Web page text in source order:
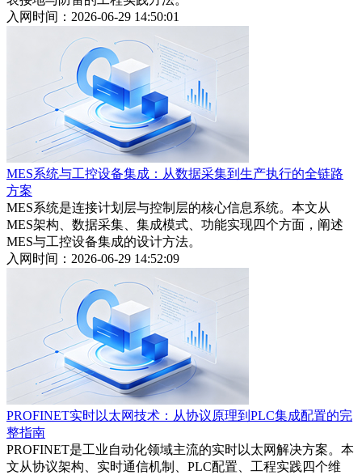
入网时间：2026-06-29 14:50:01
MES系统与工控设备集成：从数据采集到生产执行的全链路
方案
MES系统是连接计划层与控制层的核心信息系统。本文从
MES架构、数据采集、集成模式、功能实现四个方面，阐述
MES与工控设备集成的设计方法。
入网时间：2026-06-29 14:52:09
PROFINET实时以太网技术：从协议原理到PLC集成配置的完
整指南
PROFINET是工业自动化领域主流的实时以太网解决方案。本
文从协议架构、实时通信机制、PLC配置、工程实践四个维